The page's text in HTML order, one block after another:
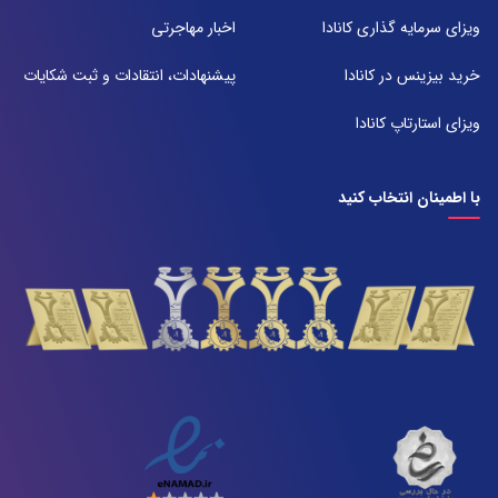
تلفن:
ویزای سرمایه گذاری کانادا
خرید بیزینس در کانادا
ویزای استارتاپ کانادا
اخبار مهاجرتی
پیشنهادات، انتقادات و ثبت شکایات
با اطمینان انتخاب کنید